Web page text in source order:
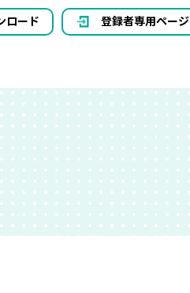
ロード 登録者専用ページ